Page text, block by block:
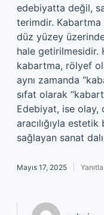
edebiyatta değil,
terimdir.
düz yüzey
hale getirilmesidir.
kabartma, rölyef
aynı zamanda
sıfat olarak
Edebiyat, ise olay,
aracılığıyla
sağlayan sanat
Mayıs 17, 2025 Yanıtla